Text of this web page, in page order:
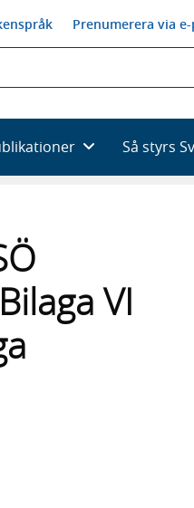
Prenumerera via
Så styrs
VI